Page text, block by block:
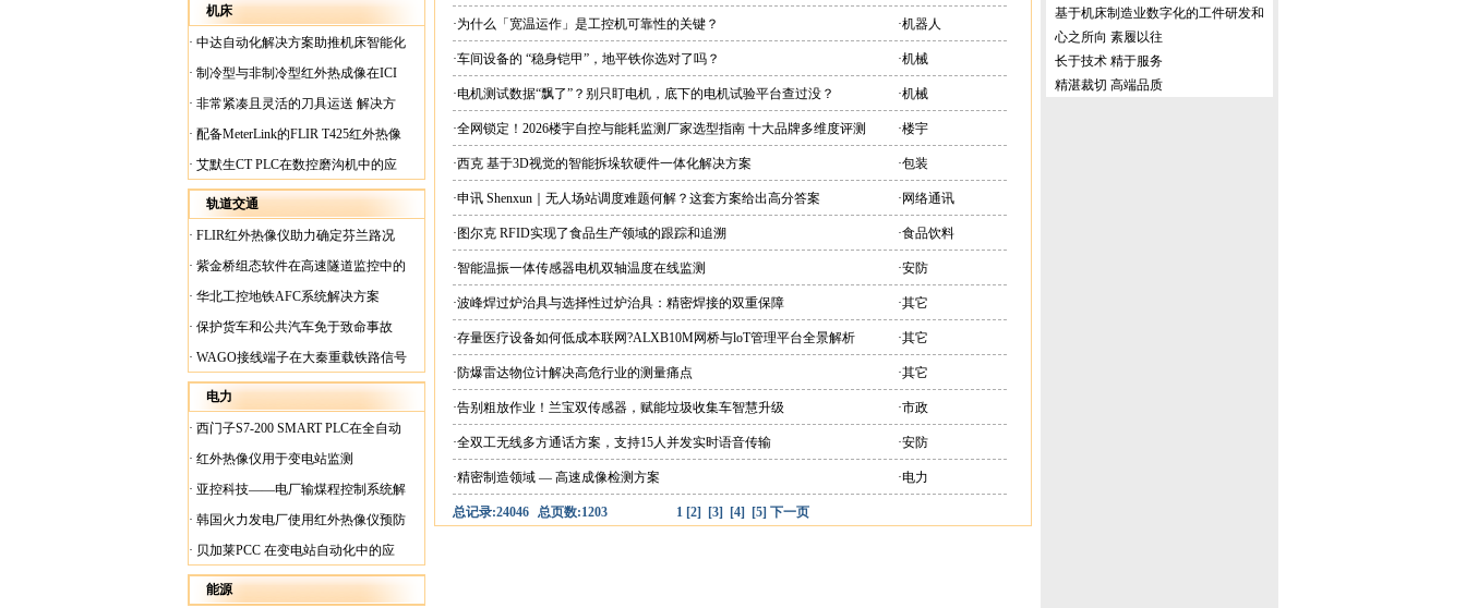
机床
· 中达自动化解决方案助推机床智能化
升级
· 制冷型与非制冷型红外热成像在ICI
工厂内完美配合
· 非常紧凑且灵活的刀具运送 解决方
案
· 配备MeterLink的FLIR T425红外热像
仪帮助Medite Europe Ltd加快红外检测
工作速度
· 艾默生CT PLC在数控磨沟机中的应
用
轨道交通
· FLIR红外热像仪助力确定芬兰路况
· 紫金桥组态软件在高速隧道监控中的
应用
· 华北工控地铁AFC系统解决方案
· 保护货车和公共汽车免于致命事故
· WAGO接线端子在大秦重载铁路信号
楼设备中的应用
电力
· 西门子S7-200 SMART PLC在全自动
蓄电池短路内阻检测机上的应用
· 红外热像仪用于变电站监测
· 亚控科技——电厂输煤程控制系统解
决方案
· 韩国火力发电厂使用红外热像仪预防
火灾
· 贝加莱PCC 在变电站自动化中的应
用
能源
现货直供平台
·为什么「宽温运作」是工控机可靠性的关键？ ·机器人
·车间设备的 “稳身铠甲”，地平铁你选对了吗？ ·机械
·电机测试数据“飘了”？别只盯电机，底下的电机试验平台查过没？ ·机械
·全网锁定！2026楼宇自控与能耗监测厂家选型指南 十大品牌多维度评测 ·楼宇
·西克 基于3D视觉的智能拆垛软硬件一体化解决方案 ·包装
·申讯 Shenxun｜无人场站调度难题何解？这套方案给出高分答案 ·网络通讯
·图尔克 RFID实现了食品生产领域的跟踪和追溯 ·食品饮料
·智能温振一体传感器电机双轴温度在线监测 ·安防
·波峰焊过炉治具与选择性过炉治具：精密焊接的双重保障 ·其它
·存量医疗设备如何低成本联网?ALXB10M网桥与loT管理平台全景解析 ·其它
·防爆雷达物位计解决高危行业的测量痛点 ·其它
·告别粗放作业！兰宝双传感器，赋能垃圾收集车智慧升级 ·市政
·全双工无线多方通话方案，支持15人并发实时语音传输 ·安防
·精密制造领域 — 高速成像检测方案 ·电力
总记录:24046 总页数:1203 1 [2] [3] [4] [5] 下一页
基于机床制造业数字化的工件研发和
生产
心之所向 素履以往
长于技术 精于服务
精湛裁切 高端品质